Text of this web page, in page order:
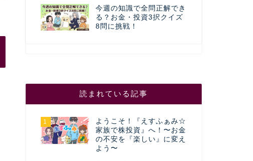
今週の知識で全問正解でき
る？お金・投資3択クイズ
8問に挑戦！
読まれている記事
1
ようこそ！『えすふぁみ☆
家族で株投資』へ！〜お金
の不安を『楽しい』に変え
よう〜